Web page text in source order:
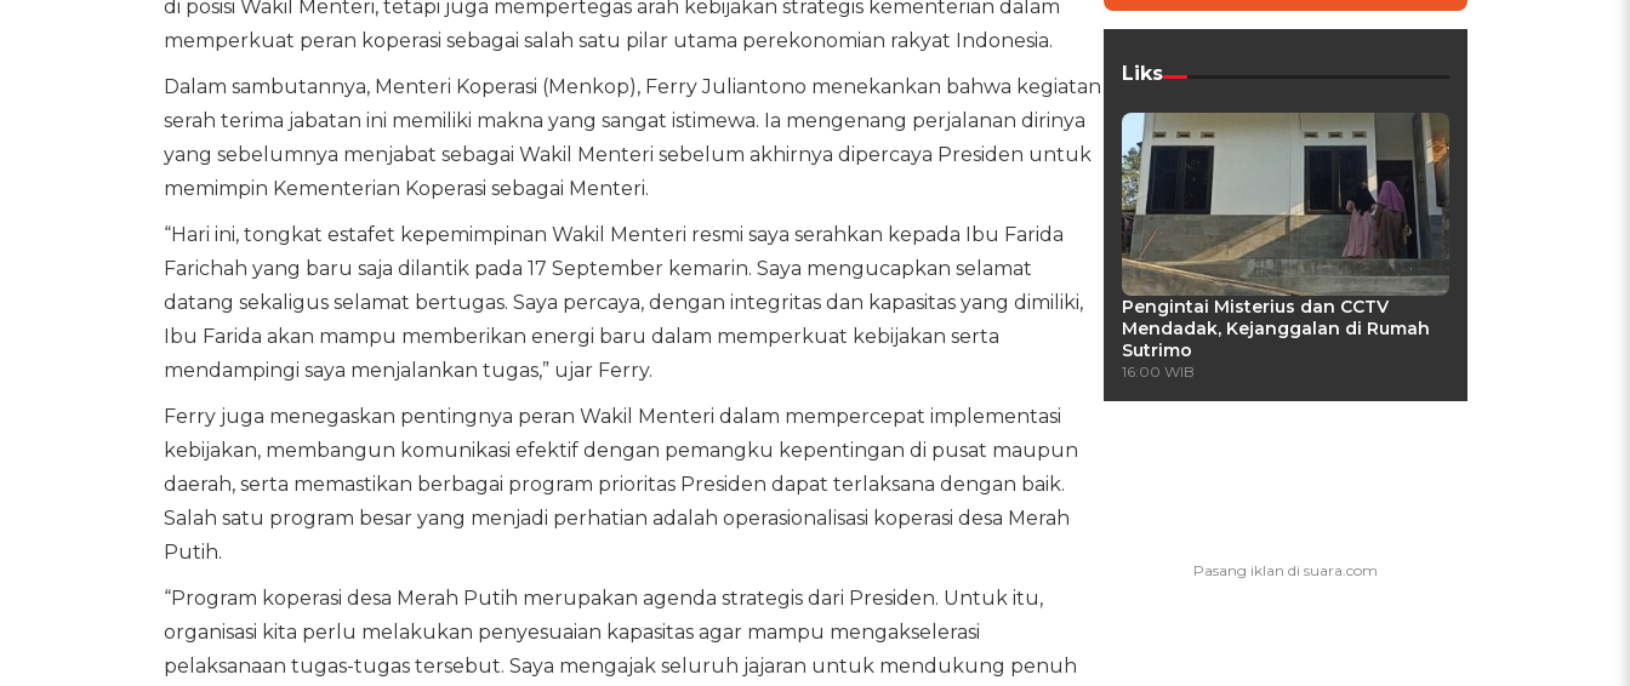
di posisi Wakil Menteri, tetapi juga mempertegas arah kebijakan strategis kementerian dalam
memperkuat peran koperasi sebagai salah satu pilar utama perekonomian rakyat Indonesia.
Dalam sambutannya, Menteri Koperasi (Menkop), Ferry Juliantono menekankan bahwa kegiatan
serah terima jabatan ini memiliki makna yang sangat istimewa. Ia mengenang perjalanan dirinya
yang sebelumnya menjabat sebagai Wakil Menteri sebelum akhirnya dipercaya Presiden untuk
memimpin Kementerian Koperasi sebagai Menteri.
“Hari ini, tongkat estafet kepemimpinan Wakil Menteri resmi saya serahkan kepada Ibu Farida
Farichah yang baru saja dilantik pada 17 September kemarin. Saya mengucapkan selamat
datang sekaligus selamat bertugas. Saya percaya, dengan integritas dan kapasitas yang dimiliki,
Ibu Farida akan mampu memberikan energi baru dalam memperkuat kebijakan serta
mendampingi saya menjalankan tugas,” ujar Ferry.
Ferry juga menegaskan pentingnya peran Wakil Menteri dalam mempercepat implementasi
kebijakan, membangun komunikasi efektif dengan pemangku kepentingan di pusat maupun
daerah, serta memastikan berbagai program prioritas Presiden dapat terlaksana dengan baik.
Salah satu program besar yang menjadi perhatian adalah operasionalisasi koperasi desa Merah
Putih.
“Program koperasi desa Merah Putih merupakan agenda strategis dari Presiden. Untuk itu,
organisasi kita perlu melakukan penyesuaian kapasitas agar mampu mengakselerasi
pelaksanaan tugas-tugas tersebut. Saya mengajak seluruh jajaran untuk mendukung penuh
Liks
Pengintai Misterius dan CCTV
Mendadak, Kejanggalan di Rumah
Sutrimo
16:00 WIB